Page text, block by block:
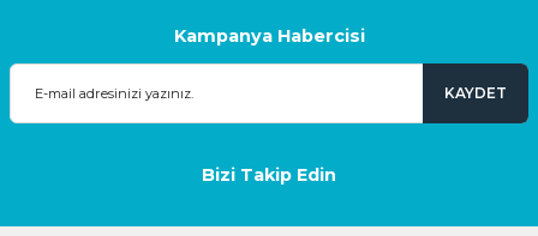
Kampanya Habercisi
KAYDET
Bizi Takip Edin